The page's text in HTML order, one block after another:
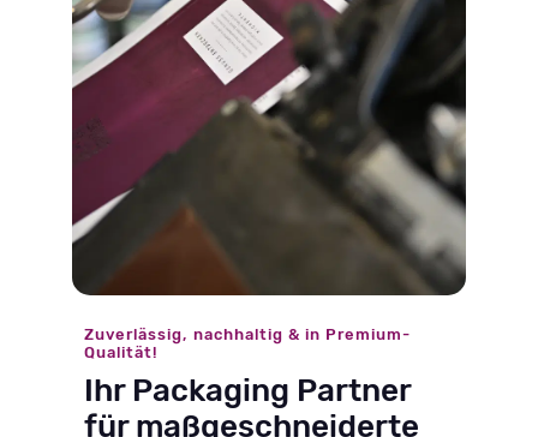
Zuverlässig, nachhaltig & in Premium-
Qualität!
Ihr Packaging Partner
für maßgeschneiderte